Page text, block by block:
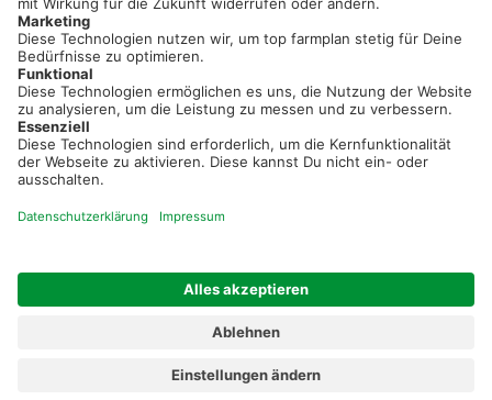
Registriere dich kostenlos!
einfach und bequem!
Kostenlos registrieren & sofort starten
Impressum Kontakt & Hilfe